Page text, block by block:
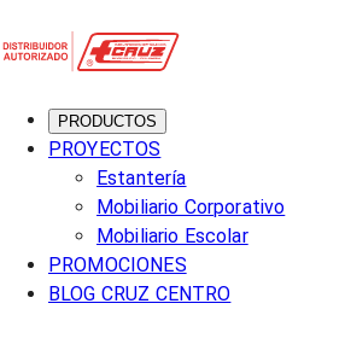
PRODUCTOS
PROYECTOS
Estantería
Mobiliario Corporativo
Mobiliario Escolar
PROMOCIONES
BLOG CRUZ CENTRO